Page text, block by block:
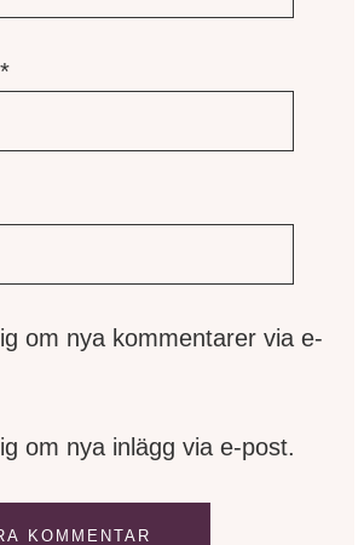
*
om nya kommentarer via e-
om nya inlägg via e-post.